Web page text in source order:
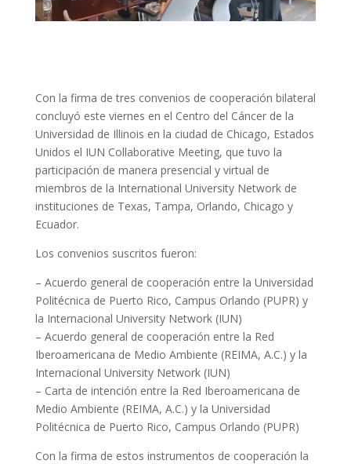
Con la firma de tres convenios de cooperación bilateral
concluyó este viernes en el Centro del Cáncer de la
Universidad de Illinois en la ciudad de Chicago, Estados
Unidos el IUN Collaborative Meeting, que tuvo la
participación de manera presencial y virtual de
miembros de la International University Network de
instituciones de Texas, Tampa, Orlando, Chicago y
Ecuador.
Los convenios suscritos fueron:
– Acuerdo general de cooperación entre la Universidad
Politécnica de Puerto Rico, Campus Orlando (PUPR) y
la Internacional University Network (IUN)
– Acuerdo general de cooperación entre la Red
Iberoamericana de Medio Ambiente (REIMA, A.C.) y la
Internacional University Network (IUN)
– Carta de intención entre la Red Iberoamericana de
Medio Ambiente (REIMA, A.C.) y la Universidad
Politécnica de Puerto Rico, Campus Orlando (PUPR)
Con la firma de estos instrumentos de cooperación la